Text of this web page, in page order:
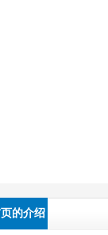
的介绍